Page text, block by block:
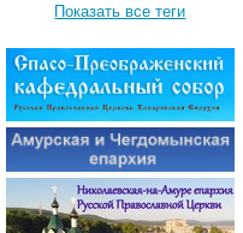
Показать все теги